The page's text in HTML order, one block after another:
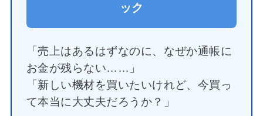
ック
「売上はあるはずなのに、なぜか通帳に
お金が残らない……」
「新しい機材を買いたいけれど、今買っ
て本当に大丈夫だろうか？」